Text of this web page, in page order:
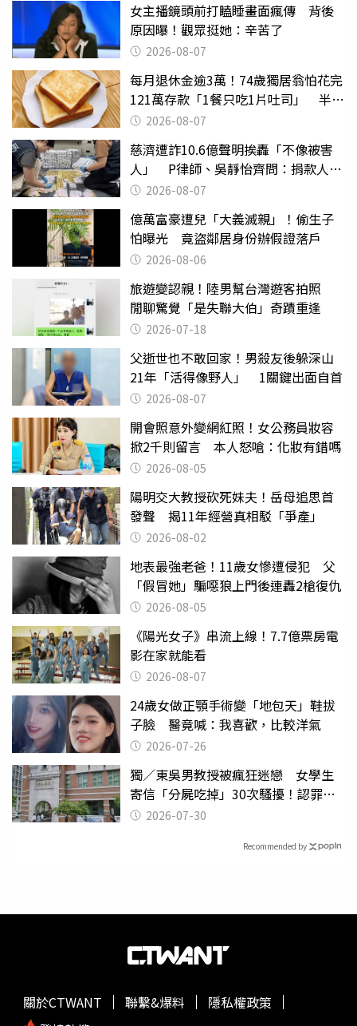
女主播鏡頭前打瞌睡畫面瘋傳 背後
原因曝！觀眾挺她：辛苦了
2026-08-07
每月退休金逾3萬！74歲獨居翁怕花完
121萬存款「1餐只吃1片吐司」 半年
後暴瘦嚇壞女兒
2026-08-07
慈濟遭詐10.6億聲明挨轟「不像被害
人」 P律師、吳靜怡齊問：捐款人有
權知道真相
2026-08-07
億萬富豪遭兒「大義滅親」！偷生子
怕曝光 竟盜鄰居身份辦假證落戶
2026-08-06
旅遊變認親！陸男幫台灣遊客拍照
閒聊驚覺「是失聯大伯」奇蹟重逢
2026-07-18
父逝世也不敢回家！男殺友後躲深山
21年「活得像野人」 1關鍵出面自首
2026-08-07
開會照意外變網紅照！女公務員妝容
掀2千則留言 本人怒嗆：化妝有錯嗎
2026-08-05
陽明交大教授砍死妹夫！岳母追思首
發聲 揭11年經營真相駁「爭產」
2026-08-02
地表最強老爸！11歲女慘遭侵犯 父
「假冒她」騙噁狼上門後連轟2槍復仇
2026-08-05
《陽光女子》串流上線！7.7億票房電
影在家就能看
2026-08-07
24歲女做正顎手術變「地包天」鞋拔
子臉 醫竟喊：我喜歡，比較洋氣
2026-07-26
獨／東吳男教授被瘋狂迷戀 女學生
寄信「分屍吃掉」30次騷擾！認罪免
關 2026-07-30
Recommended by
關於CTWANT 聯繫&爆料
隱私權政策